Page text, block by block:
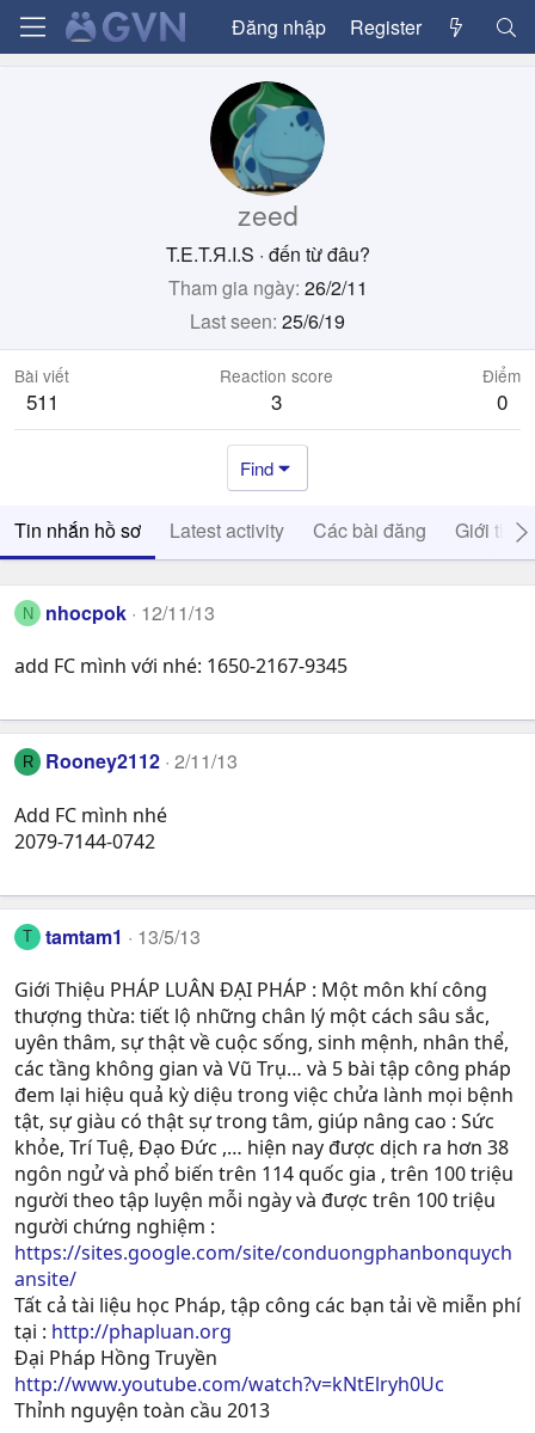
Đăng nhập Register
zeed
T.E.T.Я.I.S · đến từđâu?
Tham gia ngày 26/2/11
Last seen 25/6/19
Bài viết
511
Reaction score
3
Điểm
0
Find
Tin nhắn hồ sơ Latest activity Các bài đăng Giới thiệu
N nhocpok 12/11/13
add FC mình với nhé: 1650-2167-9345
R Rooney2112 2/11/13
Add FC mình nhé
2079-7144-0742
T tamtam1 13/5/13
Giới Thiệu PHÁP LUÂN ĐẠI PHÁP : Một môn khí công
thượng thừa: tiết lộ những chân lý một cách sâu sắc,
uyên thâm, sự thật về cuộc sống, sinh mệnh, nhân thể,
các tầng không gian và Vũ Trụ… và 5 bài tập công pháp
đem lại hiệu quả kỳ diệu trong việc chửa lành mọi bệnh
tật, sự giàu có thật sự trong tâm, giúp nâng cao : Sức
khỏe, Trí Tuệ, Ðạo Ðức ,… hiện nay được dịch ra hơn 38
ngôn ngử và phổ biến trên 114 quốc gia , trên 100 triệu
người theo tập luyện mỗi ngày và được trên 100 triệu
người chứng nghiệm :
https://sites.google.com/site/conduongphanbonquych
ansite/
Tất cả tài liệu học Pháp, tập công các bạn tải về miễn phí
tại : http://phapluan.org
Đại Pháp Hồng Truyền
http://www.youtube.com/watch?v=kNtElryh0Uc
Thỉnh nguyện toàn cầu 2013